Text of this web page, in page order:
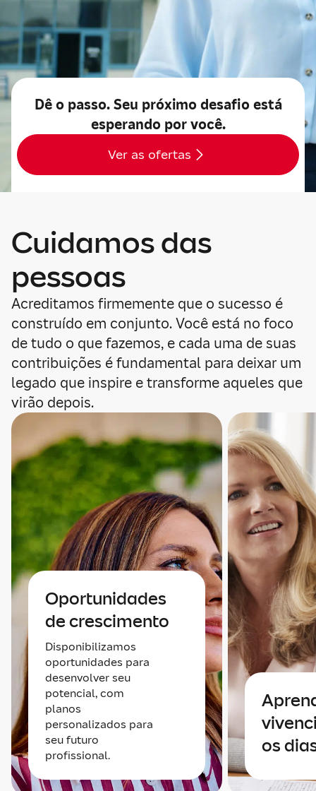
Dê o passo. Seu próximo desafio está
esperando por você.
Ver as ofertas
Cuidamos das
pessoas
Acreditamos firmemente que o sucesso é
construído em conjunto. Você está no foco
de tudo o que fazemos, e cada uma de suas
contribuições é fundamental para deixar um
legado que inspire e transforme aqueles que
virão depois.
Oportunidades
de crescimento
Disponibilizamos
oportunidades para
desenvolver seu
potencial, com
planos
personalizados para
seu futuro
profissional.
os